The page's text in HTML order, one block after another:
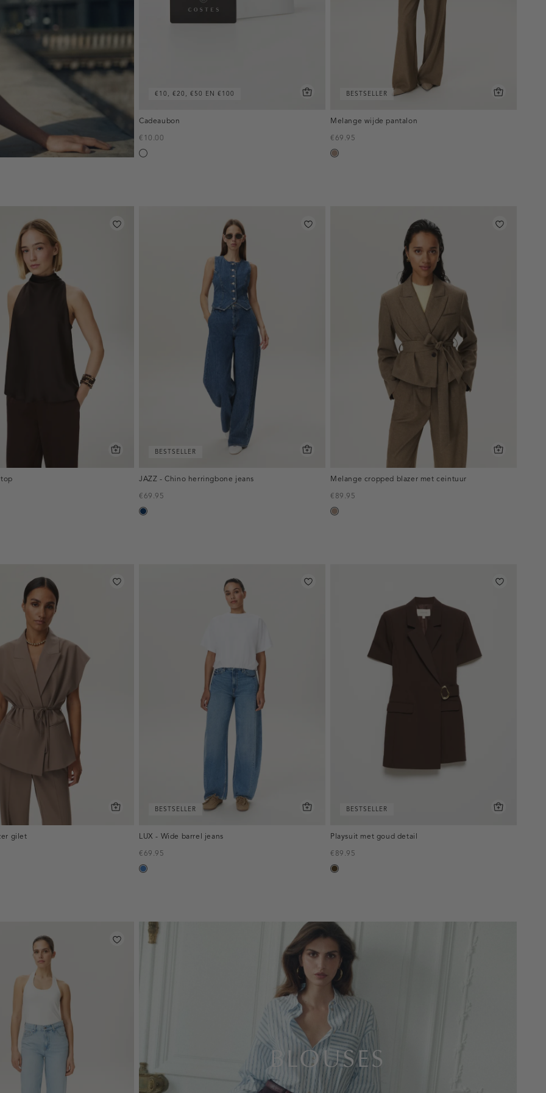
€10, €20, €50 EN €100
Cadeaubon
€10.00
Silver
BESTSELLER
Melange wijde pantalon
€69.95
taupe,
BESTSELLER
JAZZ - Chino herringbone jeans
€69.95
blauw,
Melange cropped blazer met ceintuur
€89.95
taupe,
gilet
BESTSELLER
LUX - Wide barrel jeans
€69.95
blauw,
BESTSELLER
Playsuit met goud detail
€89.95
toffee
inline-
banner:top
BLOUSES